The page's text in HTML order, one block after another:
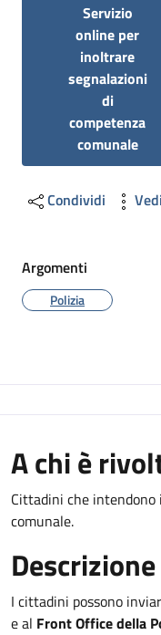
Servizio
online per
inoltrare
segnalazioni
di
competenza
comunale
Condividi
Argomenti
Polizia
A chi è
Cittadini che intendono
comunale.
Descrizione
I cittadini possono
e al Front Office della